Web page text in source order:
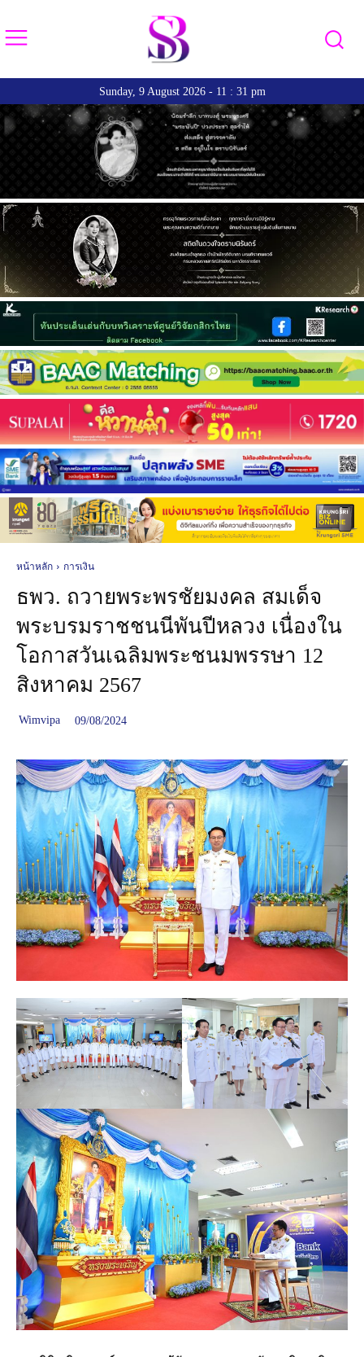
Sunday, 9 August 2026 - 11 : 31 pm
หน้าหลัก การเงิน
ธพว. ถวายพระพรชัยมงคล สมเด็จ
พระบรมราชชนนีพันปีหลวง เนื่องใน
โอกาสวันเฉลิมพระชนมพรรษา 12
สิงหาคม 2567
Wimvipa 09/08/2024